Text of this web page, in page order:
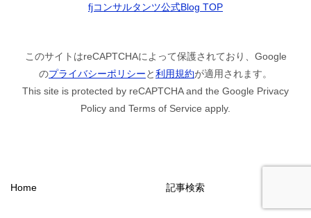
fjコンサルタンツ公式Blog TOP
このサイトはreCAPTCHAによって保護されており、Google
のプライバシーポリシーと利用規約が適用されます。
This site is protected by reCAPTCHA and the Google Privacy
Policy and Terms of Service apply.
Home 記事検索